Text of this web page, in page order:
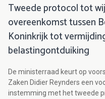
Tweede protocol tot
overeenkomst tussen
Koninkrijk tot
belastingontduiking
De ministerraad keurt op
Zaken Didier Reynders een
instemming met het tweede